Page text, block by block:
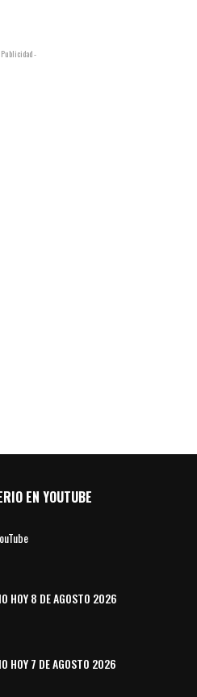
-
EN YOUTUBE
HOY 8 DE AGOSTO 2026
HOY 7 DE AGOSTO 2026